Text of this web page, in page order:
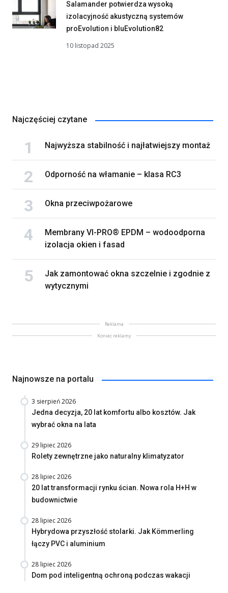
Salamander potwierdza wysoką
izolacyjność akustyczną systemów
proEvolution i bluEvolution82
10 listopad 2025
Najczęściej czytane
Najwyższa stabilność i najłatwiejszy montaż
Odporność na włamanie – klasa RC3
Okna przeciwpożarowe
Membrany VI-PRO® EPDM – wodoodporna
izolacja okien i fasad
Jak zamontować okna szczelnie i zgodnie z
wytycznymi
Reklama
Koniec reklamy
Najnowsze na portalu
3 sierpień 2026
Jedna decyzja, 20 lat komfortu albo kosztów. Jak
wybrać okna na lata
29 lipiec 2026
Rolety zewnętrzne jako naturalny klimatyzator
28 lipiec 2026
20 lat transformacji rynku ścian. Nowa rola H+H w
budownictwie
28 lipiec 2026
Hybrydowa przyszłość stolarki. Jak Kömmerling
łączy PVC i aluminium
28 lipiec 2026
Dom pod inteligentną ochroną podczas wakacji